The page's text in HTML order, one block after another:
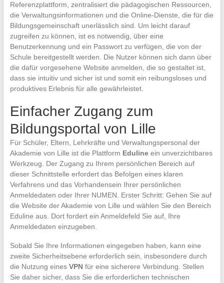
Referenzplattform, zentralisiert die pädagogischen Ressourcen,
die Verwaltungsinformationen und die Online-Dienste, die für die
Bildungsgemeinschaft unerlässlich sind. Um leicht darauf
zugreifen zu können, ist es notwendig, über eine
Benutzerkennung und ein Passwort zu verfügen, die von der
Schule bereitgestellt werden. Die Nutzer können sich dann über
die dafür vorgesehene Website anmelden, die so gestaltet ist,
dass sie intuitiv und sicher ist und somit ein reibungsloses und
produktives Erlebnis für alle gewährleistet.
Einfacher Zugang zum
Bildungsportal von Lille
Für Schüler, Eltern, Lehrkräfte und Verwaltungspersonal der
Akademie von Lille ist die Plattform Edulineein unverzichtbares
Werkzeug. Der Zugang zu Ihrem persönlichen Bereich auf
dieser Schnittstelle erfordert das Befolgen eines klaren
Verfahrens und das Vorhandensein Ihrer persönlichen
Anmeldedaten oder Ihrer NUMEN. Erster Schritt: Gehen Sie auf
die Website der Akademie von Lille und wählen Sie den Bereich
Eduline aus. Dort fordert ein Anmeldefeld Sie auf, Ihre
Anmeldedaten einzugeben.
Sobald Sie Ihre Informationen eingegeben haben, kann eine
zweite Sicherheitsebene erforderlich sein, insbesondere durch
die Nutzung eines VPNfür eine sicherere Verbindung. Stellen
Sie daher sicher, dass Sie die erforderlichen technischen